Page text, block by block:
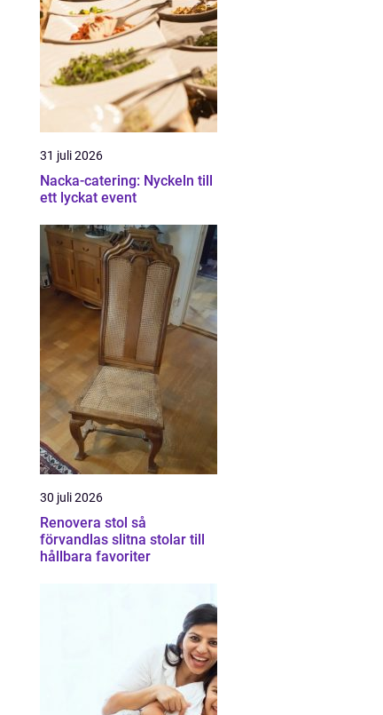
31 juli 2026
Nacka-catering: Nyckeln till
ett lyckat event
30 juli 2026
Renovera stol så
förvandlas slitna stolar till
hållbara favoriter